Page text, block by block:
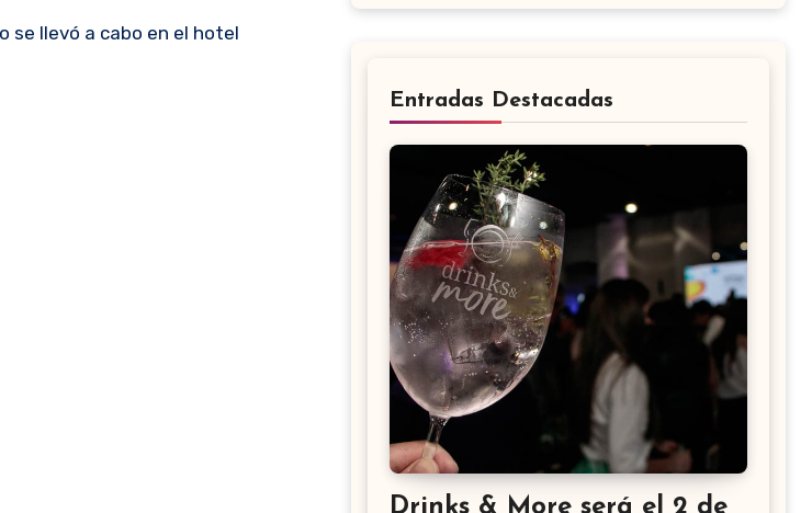
Entradas Destacadas
Drinks & More será el 2 de